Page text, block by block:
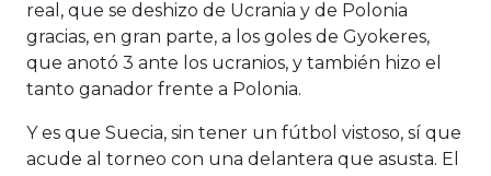
real, que se deshizo de Ucrania y de Polonia
gracias, en gran parte, a los goles de Gyokeres,
que anotó 3 ante los ucranios, y también hizo el
tanto ganador frente a Polonia.
Y es que Suecia, sin tener un fútbol vistoso, sí que
acude al torneo con una delantera que asusta. El